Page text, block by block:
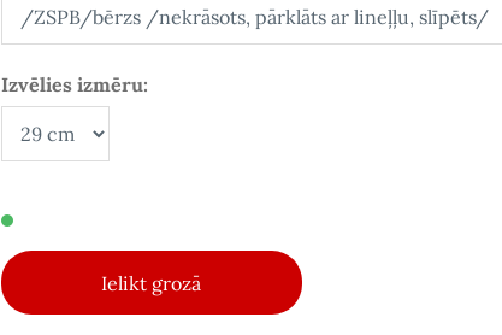
Izvēlies izmēru:
Ielikt grozā